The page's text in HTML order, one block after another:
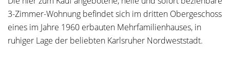
3-Zimmer-Wohnung befindet sich im dritten Obergeschoss
eines im Jahre 1960 erbauten Mehrfamilienhauses, in
ruhiger Lage der beliebten Karlsruher Nordweststadt.